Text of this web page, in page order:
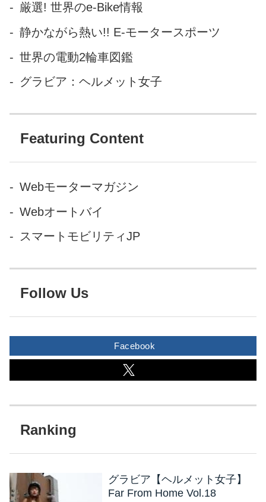
厳選! 世界のe-Bike情報
静かながら熱い!! E-モータースポーツ
世界の電動2輪車図鑑
グラビア：ヘルメット女子
Featuring Content
Webモーターマガジン
Webオートバイ
スマートモビリティJP
Follow Us
Facebook
グラビア【ヘルメット女子】
Far From Home Vol.18